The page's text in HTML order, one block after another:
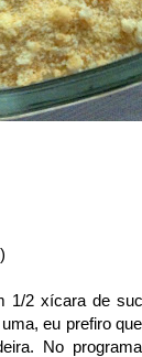
1/2 xícara de
eu prefiro
No